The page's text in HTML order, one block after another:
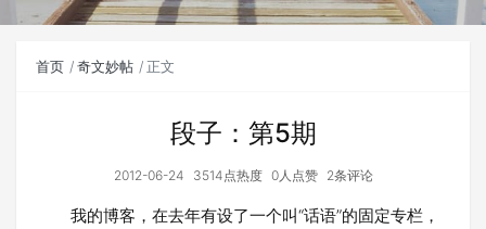
首页 奇文妙帖 正文
段子：第5期
2012-06-24 3514点热度 0人点赞 2条评论
我的博客，在去年有设了一个叫“话语”的固定专栏，